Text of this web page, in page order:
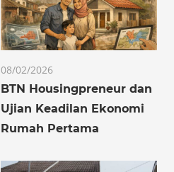
08/02/2026
BTN Housingpreneur dan
Ujian Keadilan Ekonomi
Rumah Pertama